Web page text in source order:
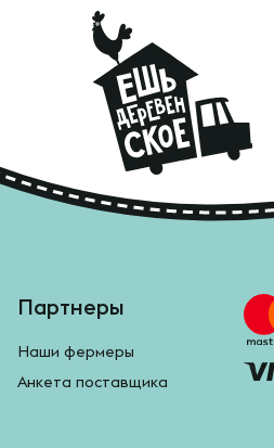
Партнеры
Наши фермеры
Анкета поставщика